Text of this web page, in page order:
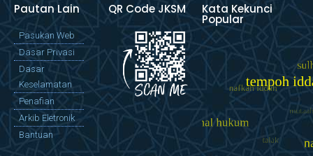
Pautan Lain
Pasukan Web
Dasar Privasi
Dasar
Keselamatan
Penafian
Arkib Eletronik
Bantuan
QR Code JKSM Kata Kekunci
Popular